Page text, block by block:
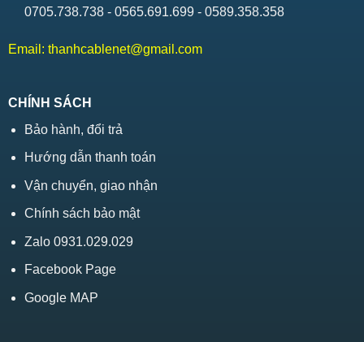
0705.738.738 - 0565.691.699 - 0589.358.358
Email: thanhcablenet@gmail.com
CHÍNH SÁCH
Bảo hành, đổi trả
Hướng dẫn thanh toán
Vận chuyển, giao nhận
Chính sách bảo mật
Zalo 0931.029.029
Facebook Page
Google MAP